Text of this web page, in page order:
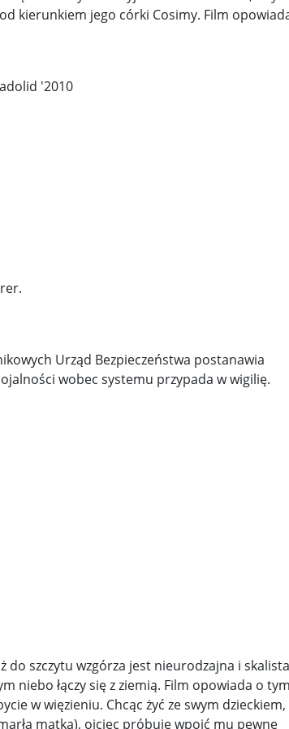
kierunkiem jego córki Cosimy. Film
'2010
Urząd Bezpieczeństwa postanawia
wobec systemu przypada w wigilię.
szczytu wzgórza jest nieurodzajna i
niebo łączy się z ziemią. Film opowiada o
w więzieniu. Chcąc żyć ze swym
matka), ojciec próbuje wpoić mu pewne